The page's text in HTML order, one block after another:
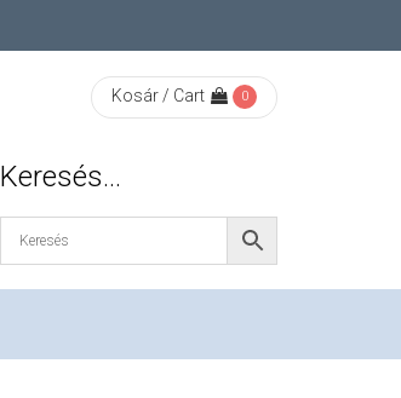
Kosár / Cart 0
Keresés…